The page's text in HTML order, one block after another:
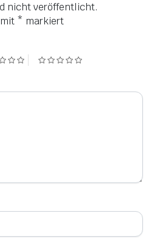
nicht veröffentlicht.
* markiert